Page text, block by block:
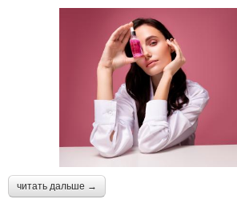
читать дальше →